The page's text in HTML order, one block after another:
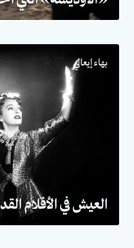
بهاء إيعالي
العيش في الأفلام